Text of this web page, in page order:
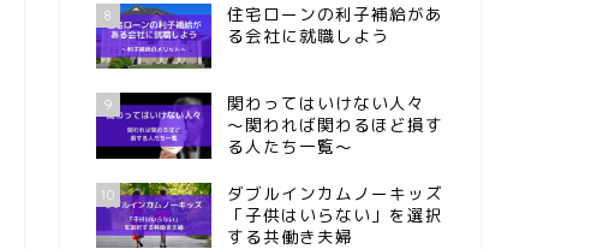
8
住宅ローンの利子補給があ
る会社に就職しよう
9
関わってはいけない人々
～関われば関わるほど損す
る人たち一覧～
10
ダブルインカムノーキッズ
「子供はいらない」を選択
する共働き夫婦